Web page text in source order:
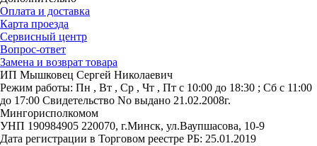
Оплата и доставка
Карта проезда
Сервисный центр
Вопрос-ответ
Замена и возврат товара
ИП Мышковец Сергей Николаевич
Режим работы: Пн , Вт , Ср , Чт , Пт c 10:00 до 18:30 ; Сб c 11:00
до 17:00 Свидетельство No выдано 21.02.2008г.
Мингорисполкомом
УНП 190984905 220070, г.Минск, ул.Ваупшасова, 10-9
Дата регистрации в Торговом реестре РБ: 25.01.2019